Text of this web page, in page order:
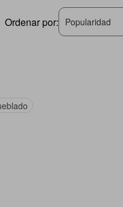
Ordenar por: Popularidad